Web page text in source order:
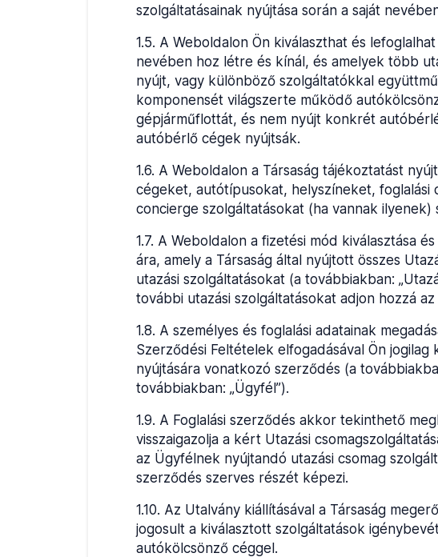
szolgáltatásainak nyújtása során a saját
1.5. A Weboldalon Ön kiválaszthat és
nevében hoz létre és kínál, és amelyek több
nyújt, vagy különböző szolgáltatókkal
komponensét világszerte működő
gépjárműflottát, és nem nyújt konkrét
autóbérlő cégek nyújtsák.
1.6. A Weboldalon a Társaság tájékoztatást
cégeket, autótípusokat, helyszíneket,
concierge szolgáltatásokat (ha vannak ilyenek)
1.7. A Weboldalon a fizetési mód kiválasztása
ára, amely a Társaság által nyújtott összes
utazási szolgáltatásokat (a továbbiakban:
további utazási szolgáltatásokat adjon hozzá
1.8. A személyes és foglalási adatainak
Szerződési Feltételek elfogadásával Ön
nyújtására vonatkozó szerződés (a
továbbiakban: „Ügyfél”).
1.9. A Foglalási szerződés akkor tekinthető
visszaigazolja a kért Utazási
az Ügyfélnek nyújtandó utazási csomag
szerződés szerves részét képezi.
1.10. Az Utalvány kiállításával a Társaság
jogosult a kiválasztott szolgáltatások
autókölcsönző céggel.